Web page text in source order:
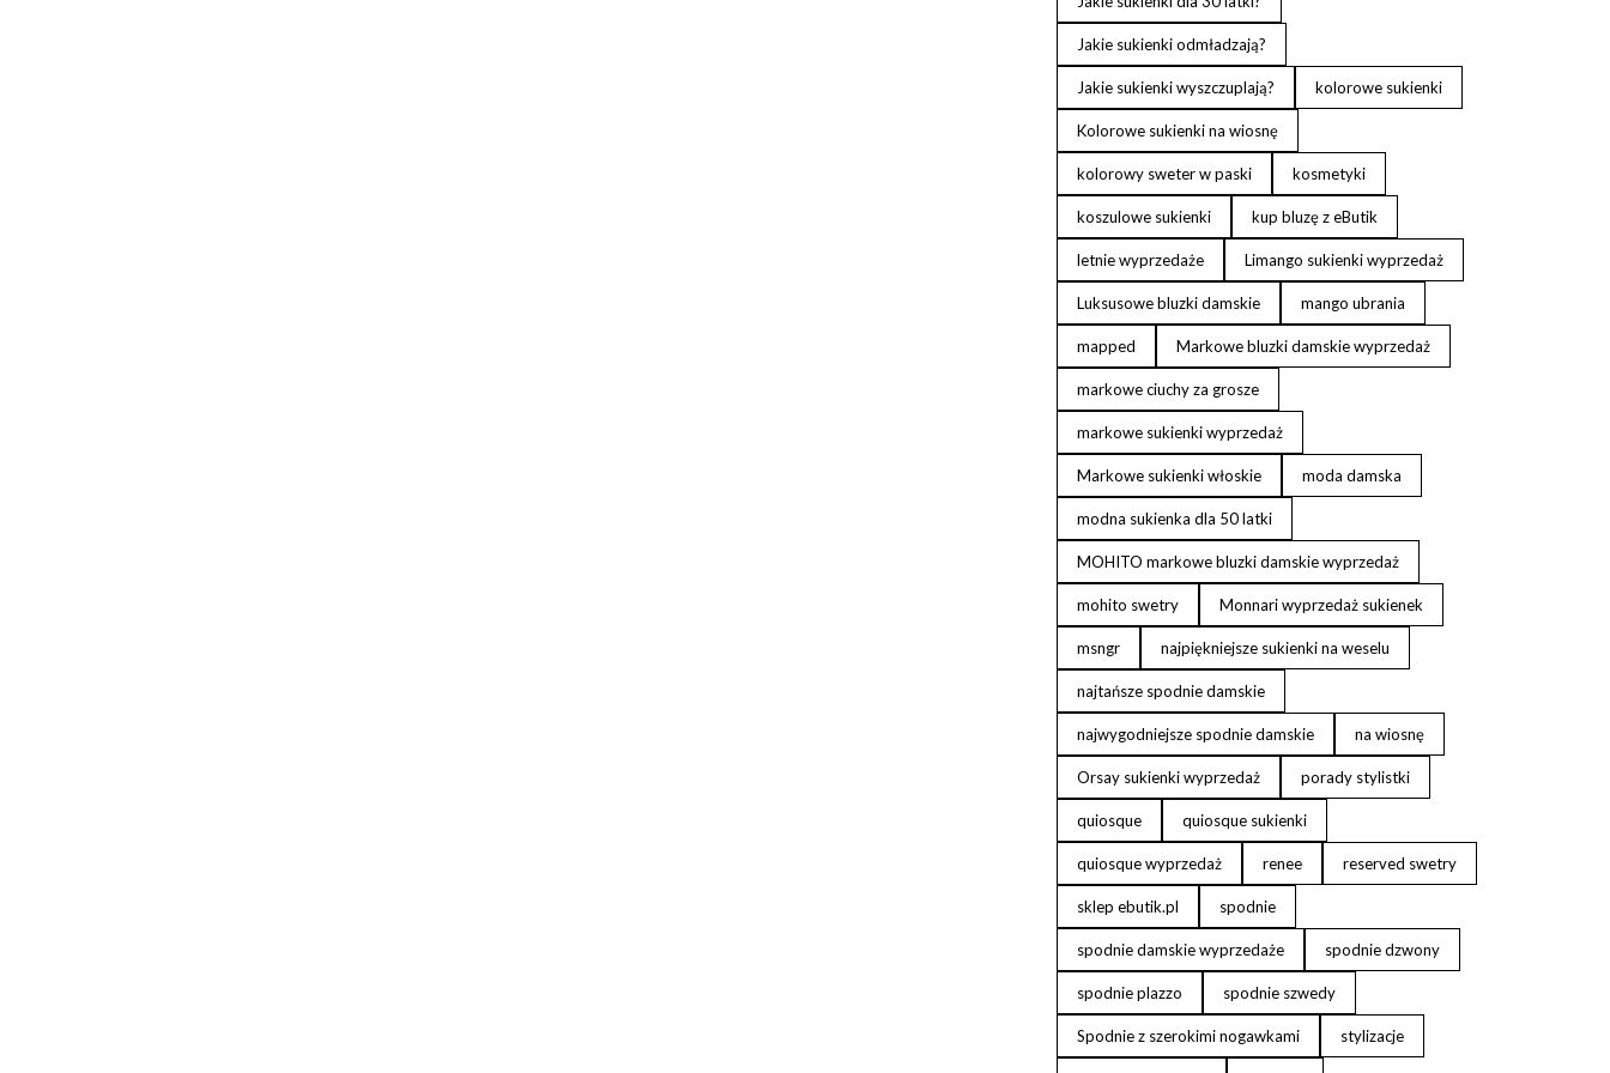
Jakie sukienki odmładzają?
Jakie sukienki wyszczuplają? kolorowe sukienki
Kolorowe sukienki na wiosnę
kolorowy sweter w paski kosmetyki
koszulowe sukienki kup bluzę z eButik
letnie wyprzedaże Limango sukienki wyprzedaż
Luksusowe bluzki damskie mango ubrania
mapped Markowe bluzki damskie wyprzedaż
markowe ciuchy za grosze
markowe sukienki wyprzedaż
Markowe sukienki włoskie moda damska
modna sukienka dla 50 latki
MOHITO markowe bluzki damskie wyprzedaż
mohito swetry Monnari wyprzedaż sukienek
msngr najpiękniejsze sukienki na weselu
najtańsze spodnie damskie
najwygodniejsze spodnie damskie na wiosnę
Orsay sukienki wyprzedaż porady stylistki
quiosque quiosque sukienki
quiosque wyprzedaż renee reserved swetry
sklep ebutik.pl spodnie
spodnie damskie wyprzedaże spodnie dzwony
spodnie plazzo spodnie szwedy
Spodnie z szerokimi nogawkami stylizacje